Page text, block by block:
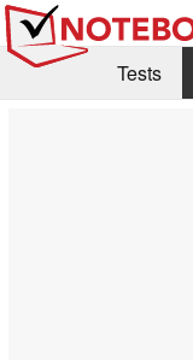
Tests